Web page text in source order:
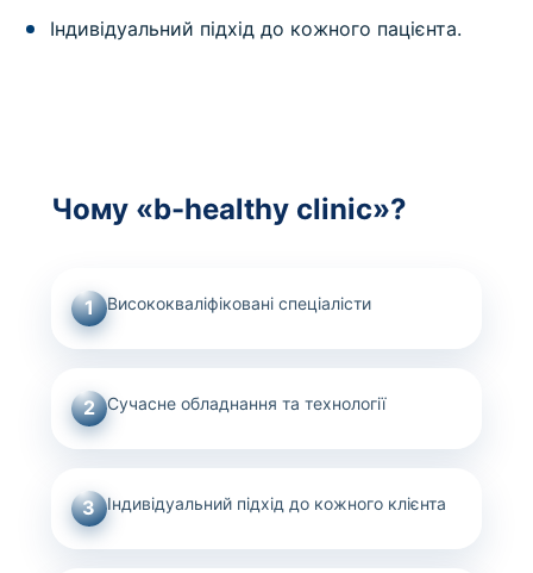
Індивідуальний підхід до кожного пацієнта.
Чому «b-healthy clinic»?
1 Висококваліфіковані спеціалісти
2 Сучасне обладнання та технології
3 Індивідуальний підхід до кожного клієнта